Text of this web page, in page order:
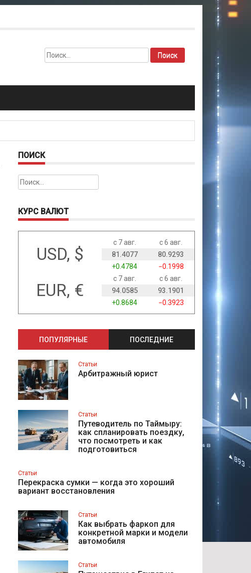
Найти:
ПОИСК
Найти:
КУРС ВАЛЮТ
USD, $
с 7 авг.
с 6 авг.
81.4077
80.9293
+0.4784
−0.1998
EUR, €
с 7 авг.
с 6 авг.
94.0585
93.1901
+0.8684
−0.3923
ПОПУЛЯРНЫЕ ПОСЛЕДНИЕ
Статьи
Арбитражный юрист
Статьи
Путеводитель по Таймыру:
как спланировать поездку,
что посмотреть и как
подготовиться
Статьи
Перекраска сумки — когда это хороший
вариант восстановления
Статьи
Как выбрать фаркоп для
конкретной марки и модели
автомобиля
Статьи